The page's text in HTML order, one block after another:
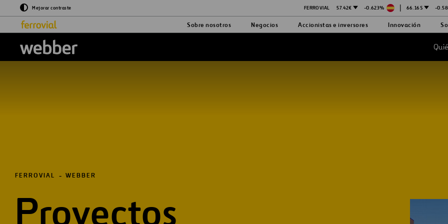
Mejorar contraste FERROVIAL 57.42€ -0.623% | 66.16$ -
Sobre nosotros Negocios Accionistas e inversores Innovación
Logo Webber
FERROVIAL WEBBER
Proyectos